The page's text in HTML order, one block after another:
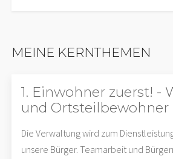
MEINE KERNTHEMEN
1. Einwohner zuerst! -
und Ortsteilbewohner
Die Verwaltung wird zum
unsere Bürger. Teamarbeit und